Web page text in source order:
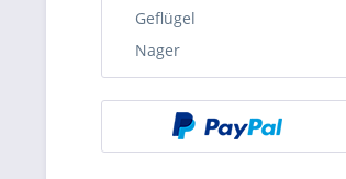
Geflügel
Nager